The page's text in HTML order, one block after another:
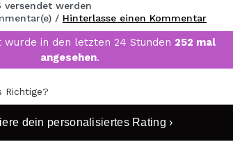
versendet werden
/ Hinterlasse einen Kommentar
wurde in den letzten 24 Stunden 252 mal
angesehen.
Richtige?
dein personalisiertes Rating ›